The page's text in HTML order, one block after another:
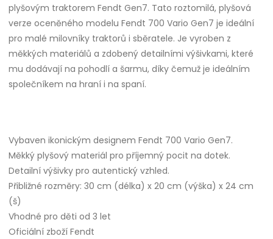
plyšovým traktorem Fendt Gen7. Tato roztomilá, plyšová
verze oceněného modelu Fendt 700 Vario Gen7 je ideální
pro malé milovníky traktorů i sběratele. Je vyroben z
měkkých materiálů a zdobený detailními výšivkami, které
mu dodávají na pohodlí a šarmu, díky čemuž je ideálním
společníkem na hraní i na spaní.
Vybaven ikonickým designem Fendt 700 Vario Gen7.
Měkký plyšový materiál pro příjemný pocit na dotek.
Detailní výšivky pro autentický vzhled.
Přibližné rozměry: 30 cm (délka) x 20 cm (výška) x 24 cm
(š)
Vhodné pro děti od 3 let
Oficiální zboží Fendt